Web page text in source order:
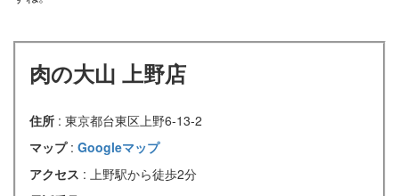
肉の大山 上野店
住所 : 東京都台東区上野6-13-2
マップ : Googleマップ
アクセス : 上野駅から徒歩2分